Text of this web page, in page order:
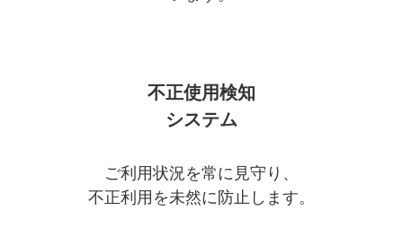
不正使用検知
システム
ご利用状況を常に見守り、
不正利用を未然に防止します。